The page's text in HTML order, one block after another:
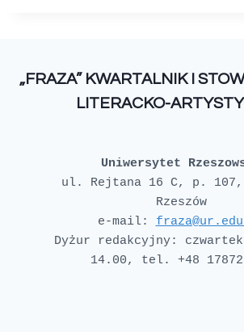
„FRAZA” KWARTALNIK I
LITERACKO-
Uniwersytet
ul. Rejtana 16 C, p. 107,
Rzeszów
e-mail:
Dyżur redakcyjny: